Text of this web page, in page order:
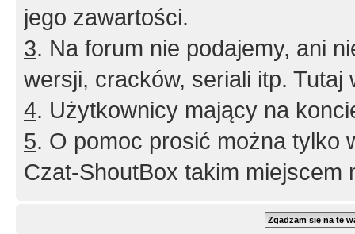
jego zawartości.
3. Na forum nie podajemy, ani
wersji, cracków, seriali itp. Tutaj
4. Użytkownicy mający na
5. O pomoc prosić można tylko
Czat-ShoutBox takim miejscem